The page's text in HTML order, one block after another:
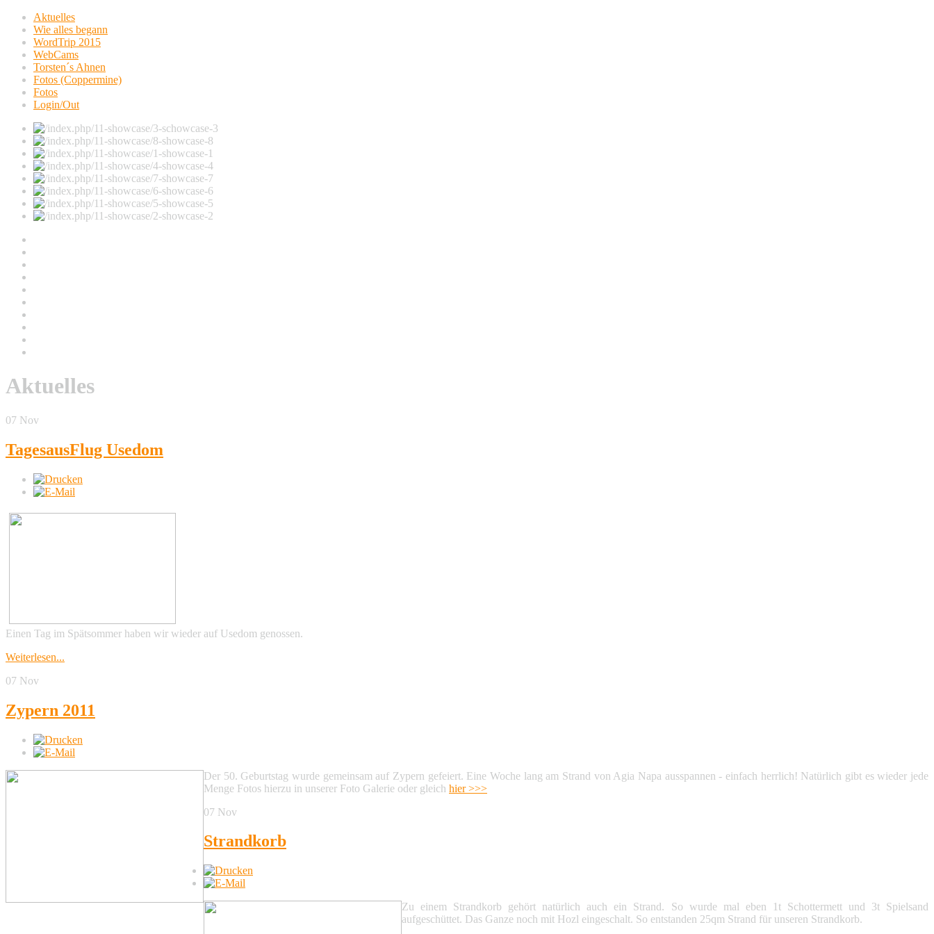
Aktuelles
Wie alles begann
WordTrip 2015
WebCams
Torsten´s Ahnen
Fotos (Coppermine)
Fotos
Login/Out
Aktuelles
07 Nov
TagesausFlug Usedom
Einen Tag im Spätsommer haben wir wieder auf Usedom genossen.
Weiterlesen...
07 Nov
Zypern 2011
Der 50. Geburtstag wurde gemeinsam auf Zypern gefeiert. Eine Woche lang am Strand von Agia Napa ausspannen - einfach herrlich! Natürlich gibt es wieder jede
Menge Fotos hierzu in unserer Foto Galerie oder gleich hier >>>
07 Nov
Strandkorb
Zu einem Strandkorb gehört natürlich auch ein Strand. So wurde mal eben 1t Schottermett und 3t Spielsand
aufgeschüttet. Das Ganze noch mit Hozl eingeschalt. So entstanden 25qm Strand für unseren Strandkorb.